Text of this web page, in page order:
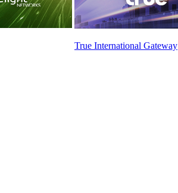
True International Gateway